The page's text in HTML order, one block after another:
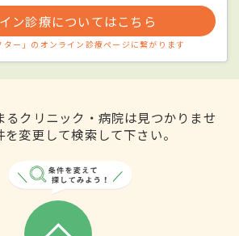
ン診療についてはこちら
ー」のオンライン診療ページに繋がります
るクリニック・病院は見つかりませ
変更して検索して下さい。